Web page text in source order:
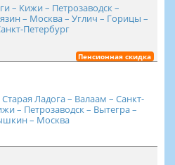
– Кижи – Петрозаводск –
– Москва – Углич – Горицы –
Петербург
Пенсионная скидка
Ладога – Валаам – Санкт-
– Петрозаводск – Вытегра –
– Москва